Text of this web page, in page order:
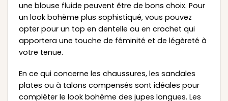
une blouse fluide peuvent être de bons choix. Pour
un look bohème plus sophistiqué, vous pouvez
opter pour un top en dentelle ou en crochet qui
apportera une touche de féminité et de légèreté à
votre tenue.
En ce qui concerne les chaussures, les sandales
plates ou à talons compensés sont idéales pour
compléter le look bohème des jupes longues. Les